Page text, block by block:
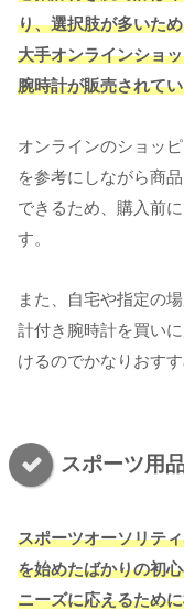
り、選択肢が多いた
大手オンラインショ
腕時計が販売されて
オンラインのショッ
を参考にしながら商
できるため、購入前
す。
また、自宅や指定の
計付き腕時計を買い
けるのでかなりおすす
スポーツ用
スポーツオーソリテ
を始めたばかりの初
ニーズに応えるため